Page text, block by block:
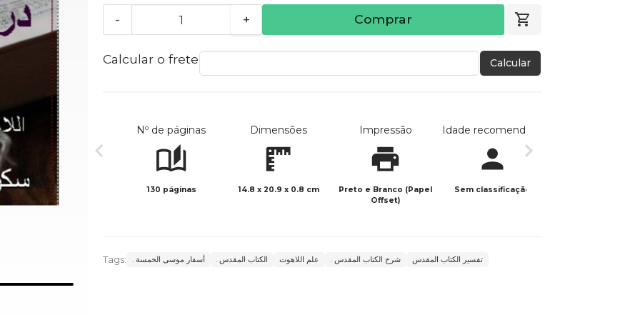
- + Comprar
Calcular o frete Calcular
Nº de páginas
130 páginas
Dimensões
14.8 x 20.9 x 0.8 cm
Impressão
Preto e Branco (Papel
Offset)
Idade recomendada
Sem classificação
Tags: . أسفار موسى الخمسة . الكتاب المقدس علم اللاهوت . شرح الكتاب المقدس تفسير الكتاب المقدس